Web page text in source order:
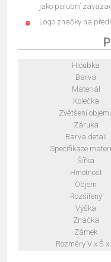
jako palubní
Logo značky na
Hloubka
Barva
Materiál
Kolečka
Zvětšení
Záruka
Barva detail
Specifikace
Šířka
Hmotnost
Objem
Rozšířený
Výška
Značka
Zámek
Rozměry V x Š x